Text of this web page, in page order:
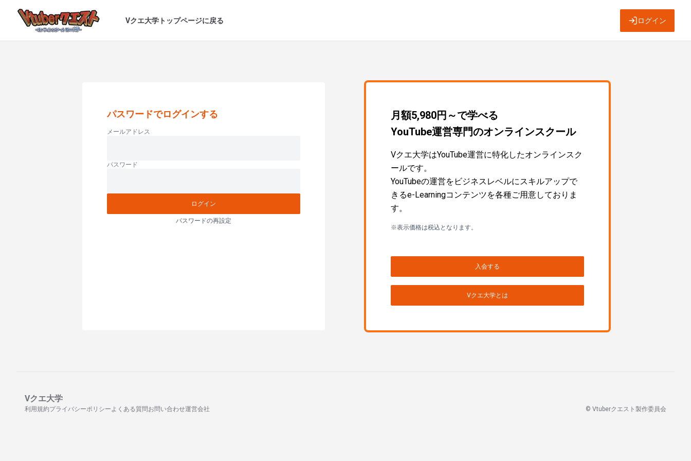
Vクエ大学トップページに戻る ログイン
パスワードでログインする
メールアドレス
パスワード
ログイン
パスワードの再設定
月額5,980円～で学べる
YouTube運営専門のオンラインスクール
Vクエ大学はYouTube運営に特化したオンラインスク
ールです。
YouTubeの運営をビジネスレベルにスキルアップで
きるe-Learningコンテンツを各種ご用意しておりま
す。
※表示価格は税込となります。
入会する
Vクエ大学とは
Vクエ大学
利用規約プライバシーポリシーよくある質問お問い合わせ運営会社 © Vtuberクエスト製作委員会